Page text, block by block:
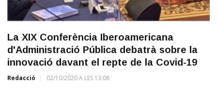
La XIX Conferència Iberoamericana
d'Administració Pública debatrà sobre la
innovació davant el repte de la Covid-19
Redacció 02/10/2020 A LES 13:08